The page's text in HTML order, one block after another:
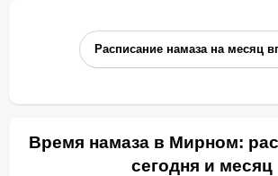
Расписание намаза на месяц
Время намаза в Мирном:
сегодня и месяц